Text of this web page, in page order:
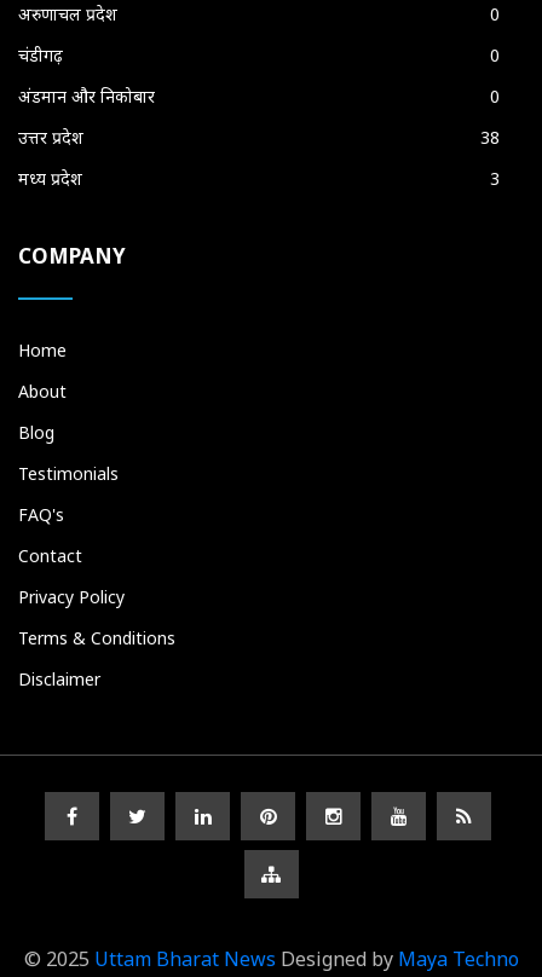
अरुणाचल प्रदेश
0
चंडीगढ़
0
अंडमान और निकोबार
0
उत्तर प्रदेश
38
मध्य प्रदेश
3
COMPANY
Home
About
Blog
Testimonials
FAQ's
Contact
Privacy Policy
Terms & Conditions
Disclaimer
© 2025 Uttam Bharat News Designed by Maya Techno